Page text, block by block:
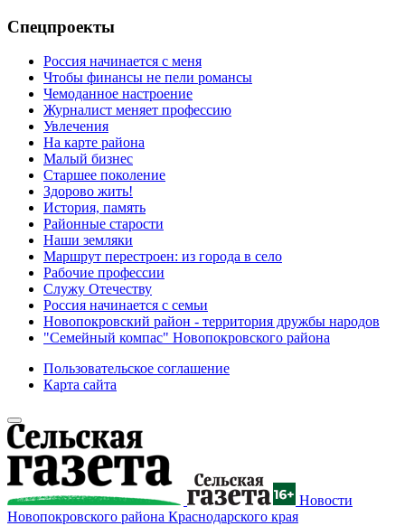
Спецпроекты
Россия начинается с меня
Чтобы финансы не пели романсы
Чемоданное настроение
Журналист меняет профессию
Увлечения
На карте района
Малый бизнес
Старшее поколение
Здорово жить!
История, память
Районные старости
Наши земляки
Маршрут перестроен: из города в село
Рабочие профессии
Служу Отечеству
Россия начинается с семьи
Новопокровский район - территория дружбы народов
"Семейный компас" Новопокровского района
Пользовательское соглашение
Карта сайта
Новости
Новопокровского района Краснодарского края